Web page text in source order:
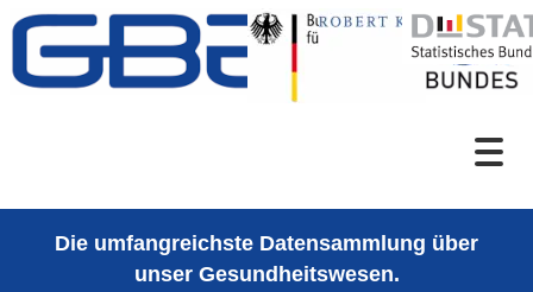
Zum Inhalt
Sprachumschaltung
Die umfangreichste Datensammlung über
unser Gesundheitswesen.